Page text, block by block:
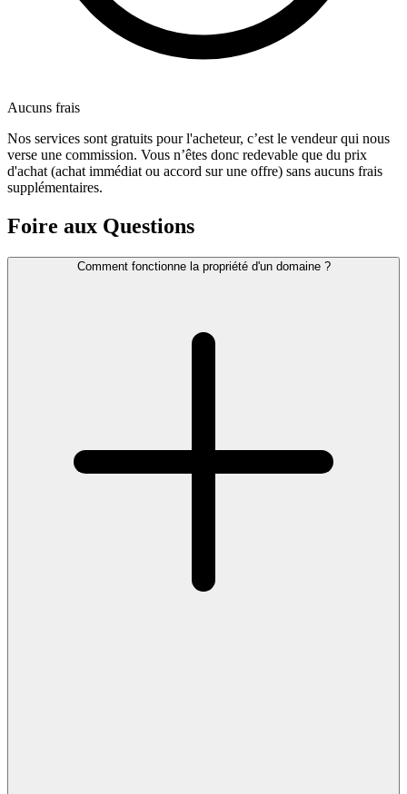
Aucuns frais
Nos services sont gratuits pour l'acheteur, c’est le vendeur qui nous
verse une commission. Vous n’êtes donc redevable que du prix
d'achat (achat immédiat ou accord sur une offre) sans aucuns frais
supplémentaires.
Foire aux Questions
Comment fonctionne la propriété d'un domaine ?